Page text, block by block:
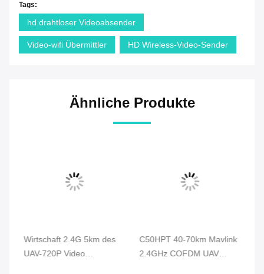
Tags:
hd drahtloser Videoabsender
Video-wifi Übermittler HD Wireless-Video-Sender
Ähnliche Produkte
Wirtschaft 2.4G 5km des
UAV-720P Video
C50HPT 40-70km Mavlink
2.4GHz COFDM UAV